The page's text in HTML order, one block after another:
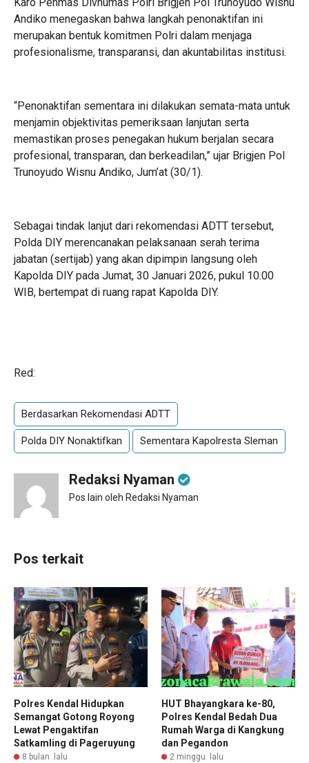
Andiko menegaskan bahwa langkah penonaktifan ini
merupakan bentuk komitmen Polri dalam menjaga
profesionalisme, transparansi, dan akuntabilitas institusi.
“Penonaktifan sementara ini dilakukan semata-mata untuk
menjamin objektivitas pemeriksaan lanjutan serta
memastikan proses penegakan hukum berjalan secara
profesional, transparan, dan berkeadilan,” ujar Brigjen Pol
Trunoyudo Wisnu Andiko, Jum’at (30/1).
Sebagai tindak lanjut dari rekomendasi ADTT tersebut,
Polda DIY merencanakan pelaksanaan serah terima
jabatan (sertijab) yang akan dipimpin langsung oleh
Kapolda DIY pada Jumat, 30 Januari 2026, pukul 10.00
WIB, bertempat di ruang rapat Kapolda DIY.
Red:
Berdasarkan Rekomendasi ADTT
Polda DIY Nonaktifkan Sementara Kapolresta Sleman
Redaksi Nyaman
Pos lain oleh Redaksi Nyaman
Pos terkait
Polres Kendal Hidupkan
Semangat Gotong Royong
Lewat Pengaktifan
Satkamling di Pageruyung
8 bulan lalu
HUT Bhayangkara ke-80,
Polres Kendal Bedah Dua
Rumah Warga di Kangkung
dan Pegandon
2 minggu lalu